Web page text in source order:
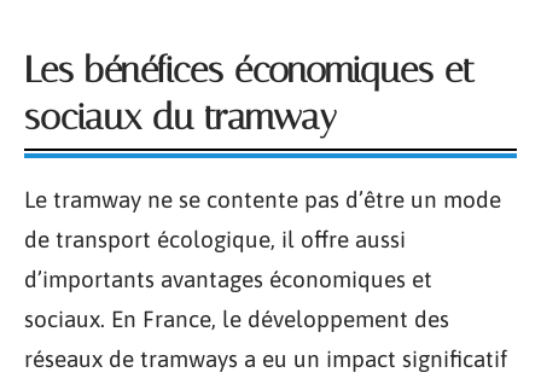
Les bénéfices économiques et
sociaux du tramway
Le tramway ne se contente pas d’être un mode
de transport écologique, il offre aussi
d’importants avantages économiques et
sociaux. En France, le développement des
réseaux de tramways a eu un impact significatif